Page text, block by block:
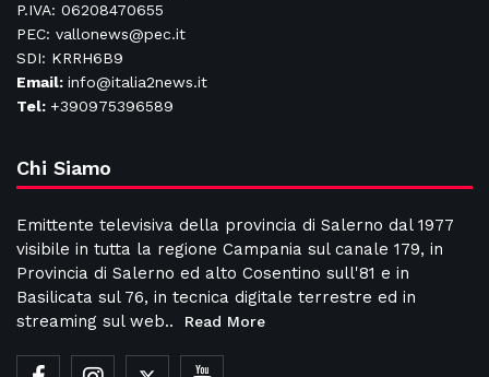
P.IVA: 06208470655
PEC: vallonews@pec.it
SDI: KRRH6B9
Email: info@italia2news.it
Tel: +390975396589
Chi Siamo
Emittente televisiva della provincia di Salerno dal 1977
visibile in tutta la regione Campania sul canale 179, in
Provincia di Salerno ed alto Cosentino sull'81 e in
Basilicata sul 76, in tecnica digitale terrestre ed in
streaming sul web..
Read More